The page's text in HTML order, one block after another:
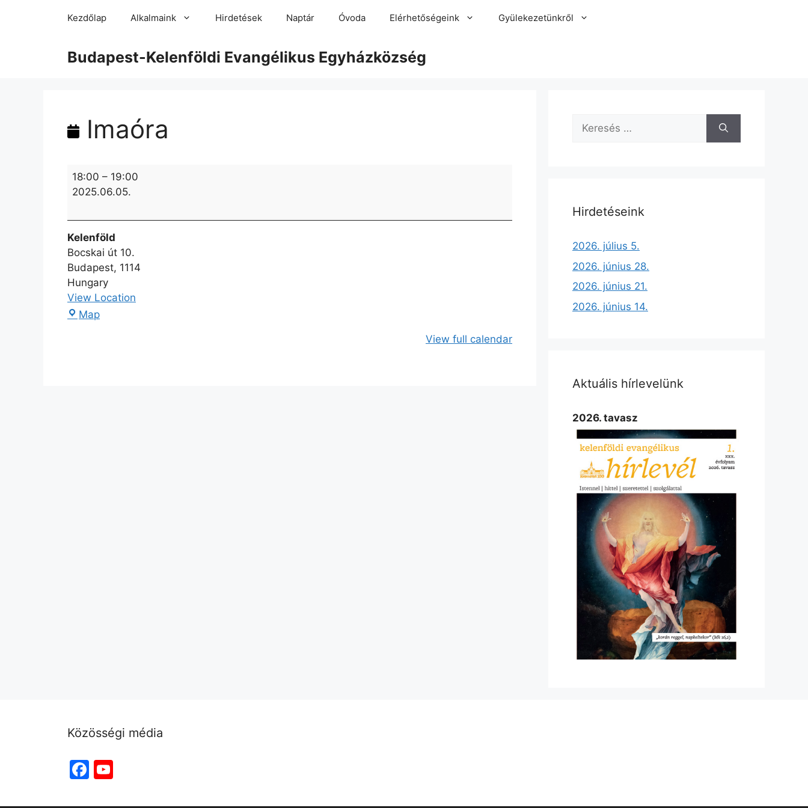
Kezdőlap Alkalmaink Hirdetések Naptár Óvoda Elérhetőségeink Gyülekezetünkről
Budapest-Kelenföldi Evangélikus Egyházközség
Imaóra
18:00 – 19:00
2025.06.05.
Kelenföld
Bocskai út 10.
Budapest, 1114
Hungary
View Location
Map
View full calendar
Hirdetéseink
2026. július 5.
2026. június 28.
2026. június 21.
2026. június 14.
Aktuális hírlevelünk
2026. tavasz
Közösségi média
Facebook